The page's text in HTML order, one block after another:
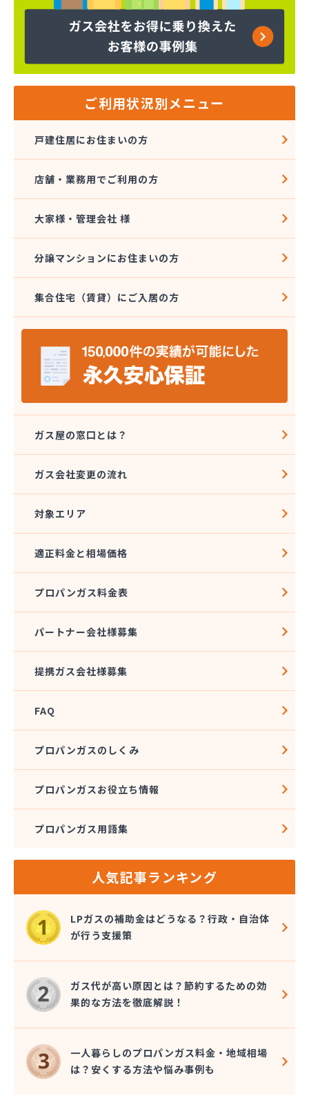
ヤマサ共和ライフ株式会社 一色営業所
ヤマサ共和ライフ株式会社 江南営業所
ヤマサ共和ライフ株式会社 三河営業所
ヤマサ共和ライフ株式会社 豊川営業所
ヤマサ高圧株式会社
ヤマサ總業株式会社 愛知西支店
ヤマトク
リーグ馬場株式会社
愛知高圧株式会社容器検査工場
愛北液化ガス協組江南営業所
旭プロパン
安城ガス株式会社
伊藤プロパン
伊藤忠エネクスホームライフ中部株式会社 碧南営
業所
伊藤忠エネクスホームライフ中部株式会社 名古屋
稲垣商事
稲垣商店
栄燃料合資会社
奥田米穀店
加藤燃料店
加藤豊昭
河村燃料店
角広ガス
割又商店
株式会社アドニス
株式会社あみや商事 本社
株式会社エイチティーピー
株式会社エイチティーピー
株式会社エス・アイ東海
株式会社オーテック
株式会社オーテック 西三河営業所
株式会社ガスキット
株式会社ガステム
株式会社ガスパル 岡崎販売所
株式会社カネコ
株式会社カネ庄
株式会社クラシアン岡崎支社
株式会社コクネ
株式会社コザカヤ 春日井営業所
株式会社コジマガス
株式会社コジマガス ライフアップサポート
株式会社コンプロ産工
株式会社シェル石油豊橋LPG充填工場
株式会社しんせきプロパン部
株式会社スギサン化学
株式会社スマイルガステクノロジー
ご利用状況別メニュー
戸建住居にお住まいの方
店舗・業務用でご利用の方
大家様・管理会社 様
分譲マンションにお住まいの方
集合住宅（賃貸）にご入居の方
ガス屋の窓口とは？
ガス会社変更の流れ
対象エリア
適正料金と相場価格
プロパンガス料金表
パートナー会社様募集
提携ガス会社様募集
FAQ
プロパンガスのしくみ
プロパンガスお役立ち情報
プロパンガス用語集
人気記事ランキング
LPガスの補助金はどうなる？行政・自治体
が行う支援策
ガス代が高い原因とは？節約するための効
果的な方法を徹底解説！
一人暮らしのプロパンガス料金・地域相場
は？安くする方法や悩み事例も